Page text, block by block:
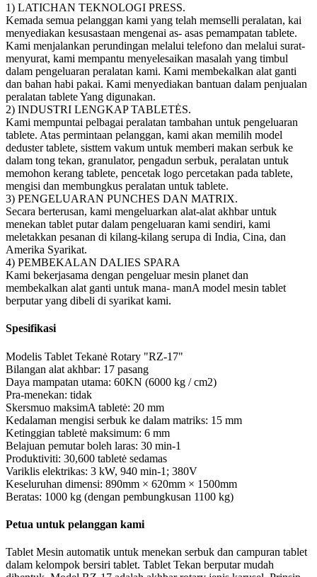
1) LATICHAN TEKNOLOGI PRESS.
Kemada semua pelanggan kami yang telah memselli peralatan, kai
menyediakan kesusastaan mengenai as- asas pemampatan tablete.
Kami menjalankan perundingan melalui telefono dan melalui surat-
menyurat, kami mempantu menyelesaikan masalah yang timbul
dalam pengeluaran peralatan kami. Kami membekalkan alat ganti
dan bahan habi pakai. Kami menyediakan bantuan dalam penjualan
peralatan tablete Yang digunakan.
2) INDUSTRI LENGKAP TABLETĖS.
Kami mempuntai pelbagai peralatan tambahan untuk pengeluaran
tablete. Atas permintaan pelanggan, kami akan memilih model
deduster tablete, sisttem vakum untuk memberi makan serbuk ke
dalam tong tekan, granulator, pengadun serbuk, peralatan untuk
memohon kerang tablete, pencetak logo percetakan pada tablete,
mengisi dan membungkus peralatan untuk tablete.
3) PENGELUARAN PUNCHES DAN MATRIX.
Secara berterusan, kami mengeluarkan alat-alat akhbar untuk
menekan tablet putar dalam pengeluaran kami sendiri, kami
meletakkan pesanan di kilang-kilang serupa di India, Cina, dan
Amerika Syarikat.
4) PEMBEKALAN DALIES SPARA
Kami bekerjasama dengan pengeluar mesin planet dan
membekalkan alat ganti untuk mana- manA model mesin tablet
berputar yang dibeli di syarikat kami.
Spesifikasi
Modelis Tablet Tekanė Rotary "RZ-17"
Bilangan alat akhbar: 17 pasang
Daya mampatan utama: 60KN (6000 kg / cm2)
Pra-menekan: tidak
Skersmuo maksimA tabletė: 20 mm
Kedalaman mengisi serbuk ke dalam matriks: 15 mm
Ketinggian tabletė maksimum: 6 mm
Belajuan pemutar boleh laras: 30 min-1
Produktiviti: 30,600 tabletė sedamas
Variklis elektrikas: 3 kW, 940 min-1; 380V
Keseluruhan dimensi: 890mm × 620mm × 1500mm
Beratas: 1000 kg (dengan pembungkusan 1100 kg)
Petua untuk pelanggan kami
Tablet Mesin automatik untuk menekan serbuk dan campuran tablet
dalam kelompok bersiri tablet. Tablet Tekan berputar mudah